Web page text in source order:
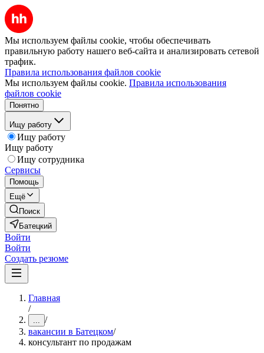
Мы используем файлы cookie, чтобы обеспечивать
правильную работу нашего веб-сайта и анализировать сетевой
трафик.
Правила использования файлов cookie
Мы используем файлы cookie. Правила использования
файлов cookie
Понятно
Ищу работу
Ищу работу
Ищу работу
Ищу сотрудника
Сервисы
Помощь
Ещё
Поиск
Батецкий
Войти
Войти
Создать резюме
Главная
/
... /
вакансии в Батецком/
консультант по продажам